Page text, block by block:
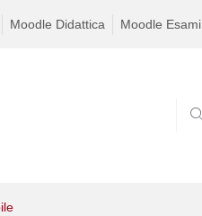
Moodle Didattica Moodle Esami